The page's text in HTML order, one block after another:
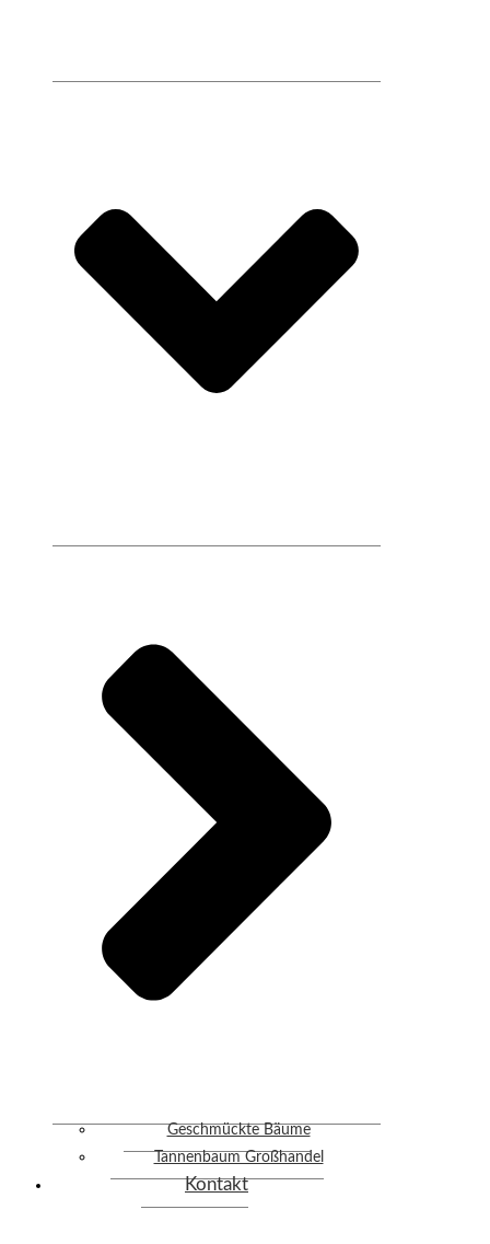
Geschmückte Bäume
Tannenbaum Großhandel
Kontakt